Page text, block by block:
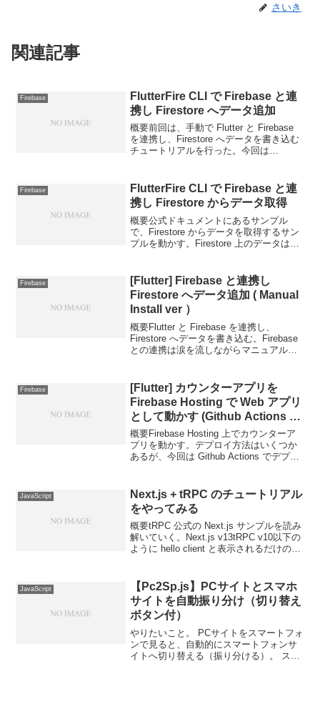
さいき
関連記事
Firebase
FlutterFire CLI で Firebase と連
携し Firestore へデータ追加
概要前回は、手動で Flutter と Firebase
を連携し、Firestore へデータを書き込む
チュートリアルを行った。今回は
Firebase
FlutterFire CLI で Firebase と連
携し Firestore からデータ取得
概要公式ドキュメントにあるサンプル
で、Firestore からデータを取得するサン
プルを動かす。Firestore 上のデータは手
は複雑すぎた）...
Firebase
[Flutter] Firebase と連携し
Firestore へデータ追加 ( Manual
Install ver ）
概要Flutter と Firebase を連携し、
Firestore へデータを書き込む。Firebase
との連携は涙を流しながらマニュアルで
自分は検証完了し...
Firebase
[Flutter] カウンターアプリを
Firebase Hosting で Web アプリ
として動かす (Github Actions か
らデプロイ)
概要Firebase Hosting 上でカウンターア
プリを動かす。デプロイ方法はいくつか
あるが、今回は Github Actions でデプロ
リアル...
JavaScript
Next.js + tRPC のチュートリアル
をやってみる
概要tRPC 公式の Next.js サンプルを読み
解いていく。Next.js v13tRPC v10以下の
ように hello client と表示されるだけのシ
JavaScript
【Pc2Sp.js】PCサイトとスマホ
サイトを自動振り分け（切り替え
ボタン付）
やりたいこと。 PCサイトをスマートフォ
ンで見ると、自動的にスマートフォンサ
イトへ切り替える（振り分ける）。 スマ